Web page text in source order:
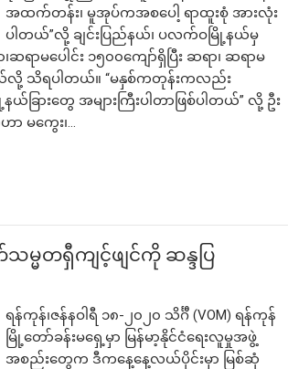
အထက်တန်း၊ မူအုပ်ကအစပေါ့ ရာထူးစုံ အားလုံး
ပါတယ်”လို့ ချင်းပြည်နယ်၊ ပလက်ဝမြို့နယ်မှ
ာမပေါင်း ၁၅၀၀ကျော်ရှိပြီး ဆရာ၊ ဆရာမ
ယ်လို့ သိရပါတယ်။ “မနှစ်ကတုန်းကလည်း
ခြားတွေ အများကြီးပါတာဖြစ်ပါတယ်” လို့ ဦး
ာ မကွေး၊…
မ္မတရှီကျင့်ဖျင်ကို ဆန္ဒပြ
ရန်ကုန်၊ဇန်နဝါရီ ၁၈-၂၀၂၀ သိင်္ဂီ (VOM) ရန်ကုန်
မြို့တော်ခန်းမရှေ့မှာ မြန်မာ့နိုင်ငံရေးလူမှုအဖွဲ့
အစည်းတွေက ဒီကနေ့နေ့လယ်ပိုင်းမှာ မြစ်ဆုံ